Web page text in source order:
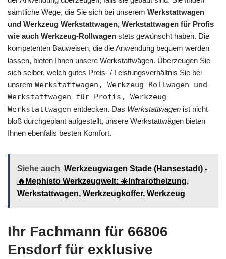
sämtliche Wege, die Sie sich bei unserem Werkstattwagen
und Werkzeug Werkstattwagen, Werkstattwagen für Profis
wie auch Werkzeug-Rollwagen stets gewünscht haben. Die
kompetenten Bauweisen, die die Anwendung bequem werden
lassen, bieten Ihnen unsere Werkstattwägen. Überzeugen Sie
sich selber, welch gutes Preis- / Leistungsverhältnis Sie bei
unsrem Werkstattwagen, Werkzeug-Rollwagen und
Werkstattwagen für Profis, Werkzeug
Werkstattwagen entdecken. Das Werkstattwagen ist nicht
bloß durchgeplant aufgestellt, unsere Werkstattwägen bieten
Ihnen ebenfalls besten Komfort.
Siehe auch Werkzeugwagen Stade (Hansestadt) -
🔥Mephisto Werkzeugwelt: ☀️Infrarotheizung,
Werkstattwagen, Werkzeugkoffer, Werkzeug
Ihr Fachmann für 66806
Ensdorf für exklusive